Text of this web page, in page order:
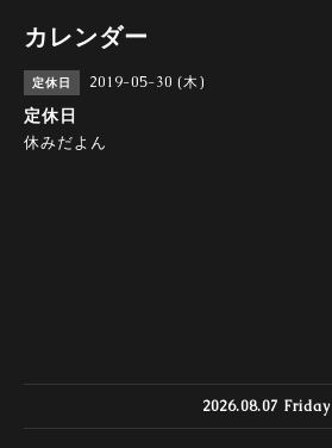
カレンダー
定休日 2019-05-30 (木)
定休日
休みだよん
2026.08.07 Friday